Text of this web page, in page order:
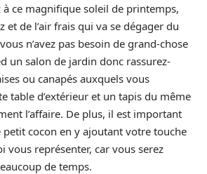
à ce magnifique soleil de printemps,
de l’air frais qui va se dégager du
n’avez pas besoin de grand-chose
un salon de jardin donc rassurez-
ou canapés auxquels vous
table d’extérieur et un tapis du même
l’affaire. De plus, il est important
petit cocon en y ajoutant votre touche
vous représenter, car vous serez
de temps.